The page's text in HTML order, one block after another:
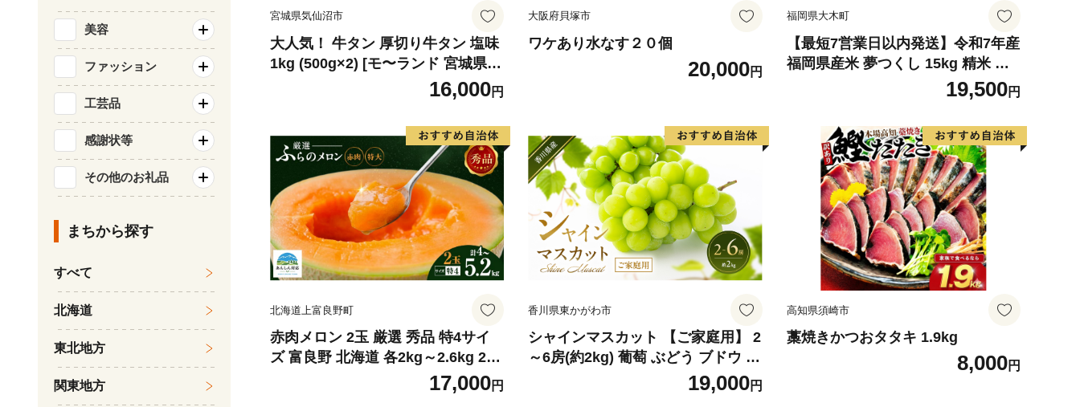
宮城県気仙沼市
大人気！ 牛タン 厚切り牛タン 塩味
1kg (500g×2) [モ〜ランド 宮城県
気仙沼市 20564660] 肉 牛肉 精肉 牛
たん 牛タン塩 牛たん塩 冷凍 焼肉 B
BQ アウトドア バーベキュー 厚切
り タン
16,000円
大阪府貝塚市
ワケあり水なす２０個
20,000円
福岡県大木町
【最短7営業日以内発送】令和7年産
福岡県産米 夢つくし 15kg 精米 ※
北海道・沖縄・離島は配送不可
19,500円
北海道上富良野町
赤肉メロン 2玉 厳選 秀品 特4サイ
ズ 富良野 北海道 各2kg～2.6kg 2玉
セット ファーム富良野 メロン めろ
ん 果物 くだもの フルーツ デザート
17,000円
香川県東かがわ市
シャインマスカット 【ご家庭用】 2
～6房(約2kg) 葡萄 ぶどう ブドウ フ
ルーツ 果物 くだもの 果実 旬の果物
旬のフルーツ 香川 香川県 東かがわ
19,000円
高知県須崎市
藁焼きかつおタタキ 1.9kg
8,000円
美容
ファッション
工芸品
感謝状等
その他のお礼品
まちから探す
すべて
北海道
東北地方
関東地方